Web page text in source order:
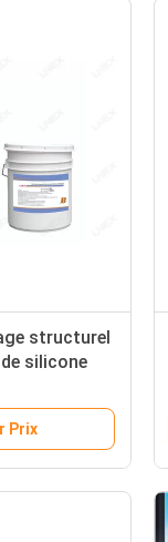
structurel
silicone
Prix